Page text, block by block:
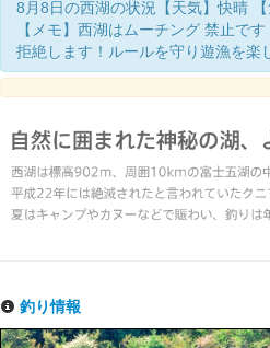
8月8日の西湖の状況【天気】快晴
【メモ】西湖はムーチング 禁止で
拒絶します！ルールを守り遊漁を楽
釣り情報